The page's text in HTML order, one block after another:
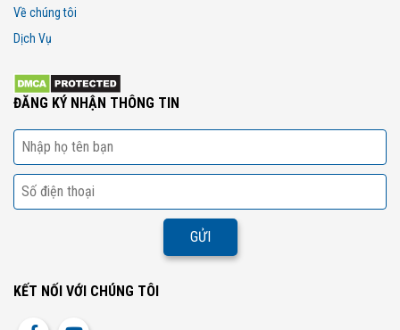
Về chúng tôi
Dịch Vụ
ĐĂNG KÝ NHẬN THÔNG TIN
KẾT NỐI VỚI CHÚNG TÔI